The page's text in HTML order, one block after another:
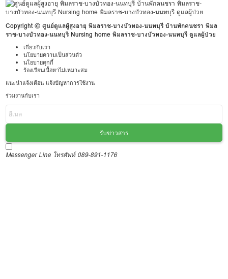
Copyright © ศูนย์ดูแลผู้สูงอายุ พิมลราช-บางบัวทอง-นนทบุรี บ้านพักคนชรา พิมล
ราช-บางบัวทอง-นนทบุรี Nursing home พิมลราช-บางบัวทอง-นนทบุรี ดูแลผู้ป่วย
เกี่ยวกับเรา
นโยบายความเป็นส่วนตัว
นโยบายคุกกี้
ร้องเรียนเนื้อหาไม่เหมาะสม
แนะนำแจ้งเตือน แจ้งปัญหาการใช้งาน
ร่วมงานกับเรา
รับข่าวสาร
Messenger Line โทรศัพท์ 089-891-1176